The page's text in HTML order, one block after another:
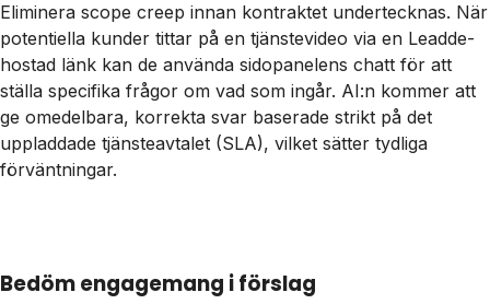
Eliminera scope creep innan kontraktet undertecknas. När
potentiella kunder tittar på en tjänstevideo via en Leadde-
hostad länk kan de använda sidopanelens chatt för att
ställa specifika frågor om vad som ingår. AI:n kommer att
ge omedelbara, korrekta svar baserade strikt på det
uppladdade tjänsteavtalet (SLA), vilket sätter tydliga
förväntningar.
Bedöm engagemang i förslag